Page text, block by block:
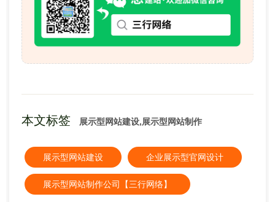
本文标签 展示型网站建设,展示型网站制作
展示型网站建设 企业展示型官网设计
展示型网站制作公司【三行网络】